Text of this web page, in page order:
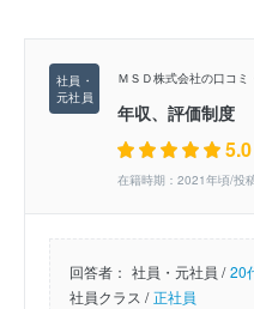
ＭＳＤ株式会社の口コミ
年収、評価制度
5.0
在籍時期：2021年頃/投
回答者： 社員・元社員 / 20
社員クラス / 正社員